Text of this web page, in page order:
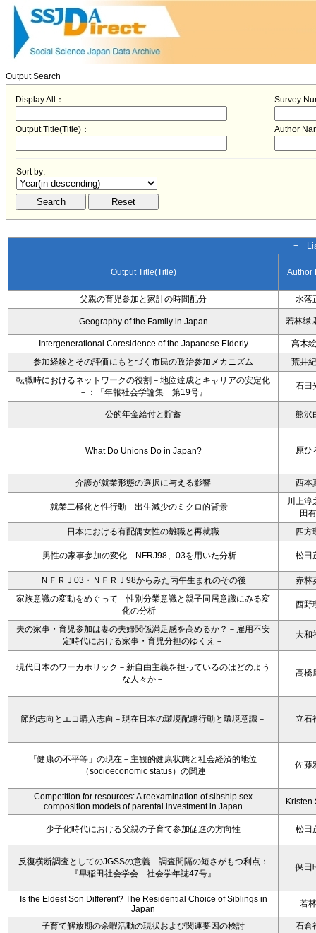
Output Search
Display All： Survey
Output Title(Title)： Author
Sort by:
−
Output Title(Title) Author
父親の育児参加と家計の時間配分 水落
Geography of the Family in Japan 若林緑,
Intergenerational Coresidence of the Japanese Elderly
高木
参加経験とその評価にもとづく市民の政治参加メカニズム
荒井
転職時におけるネットワークの役割－地位達成とキャリアの安定化
－：『年報社会学論集 第19号』
石田
公的年金給付と貯蓄 熊沢
What Do Unions Do in Japan? 原ひ
介護が就業形態の選択に与える影響 西本
就業二極化と性行動－出生減少のミクロ的背景－
川上淳
田
日本における有配偶女性の離職と再就職
四方
男性の家事参加の変化－NFRJ98、03を用いた分析－ 松田
ＮＦＲＪ03・ＮＦＲＪ98からみた丙午生まれのその後
赤林
家族意識の変動をめぐって－性別分業意識と親子同居意識にみる変
化の分析－
西野
夫の家事・育児参加は妻の夫婦関係満足感を高めるか？－雇用不安
定時代における家事・育児分担のゆくえ－
大和
現代日本のワーカホリック－新自由主義を担っているのはどのよう
な人々か－
高橋
節約志向とエコ購入志向－現在日本の環境配慮行動と環境意識－ 立石
「健康の不平等」の現在－主観的健康状態と社会経済的地位
（socioeconomic status）の関連
佐藤
Competition for resources: A reexamination of sibship sex
composition models of parental investment in Japan
Kristen
少子化時代における父親の子育て参加促進の方向性 松田
反復横断調査としてのJGSSの意義－調査間隔の短さがもつ利点：
『早稲田社会学会 社会学年誌47号』
保田
Is the Eldest Son Different? The Residential Choice of Siblings in
Japan
若
子育て解放期の余暇活動の現状および関連要因の検討 石倉